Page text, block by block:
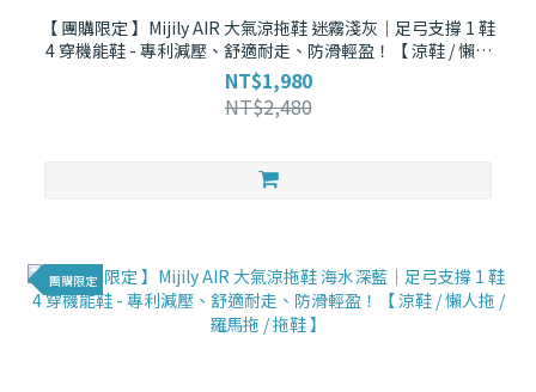
【 團購限定 】Mijily AIR 大氣涼拖鞋 迷霧淺灰｜足弓支撐 1 鞋
4 穿機能鞋 - 專利減壓、舒適耐走、防滑輕盈！【 涼鞋 / 懶人
拖 / 羅馬拖 / 拖鞋 】
NT$1,980
NT$2,480
團購限定